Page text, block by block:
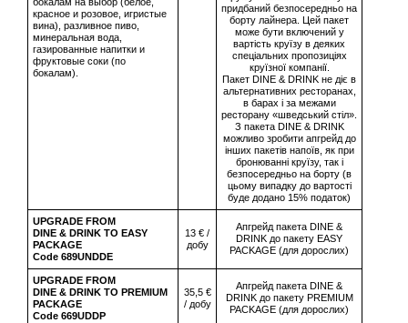
красное и розовое, игристые
вина), разливное пиво,
минеральная вода,
газированные напитки и
фруктовые соки (по
бокалам).
придбаний безпосередньо на
борту лайнера. Цей пакет
може бути включений у
вартість круїзу в деяких
спеціальних пропозиціях
круїзної компанії.
Пакет DINE & DRINK не діє в
альтернативних ресторанах,
в барах і за межами
ресторану «шведський стіл».
З пакета DINE & DRINK
можливо зробити апгрейд до
інших пакетів напоїв, як при
бронюванні круїзу, так і
безпосередньо на борту (в
цьому випадку до вартості
буде додано 15% податок)
UPGRADE FROM
DINE & DRINK TO EASY
PACKAGE
Code 689UNDDE
13 € /
добу
Апгрейд пакета DINE &
DRINK до пакету EASY
PACKAGE (для дорослих)
UPGRADE FROM
DINE & DRINK TO PREMIUM
PACKAGE
Code 669UDDP
35,5 €
/ добу
Апгрейд пакета DINE &
DRINK до пакету PREMIUM
PACKAGE (для дорослих)